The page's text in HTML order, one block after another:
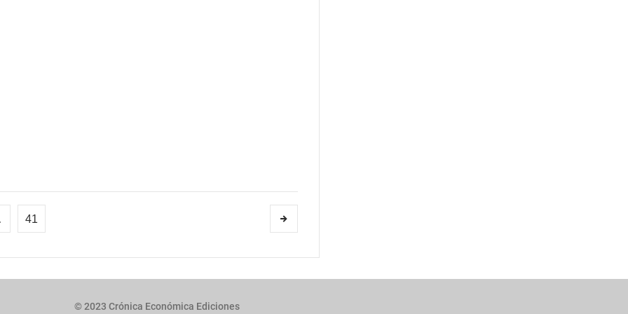
41
© 2023 Crónica Económica Ediciones